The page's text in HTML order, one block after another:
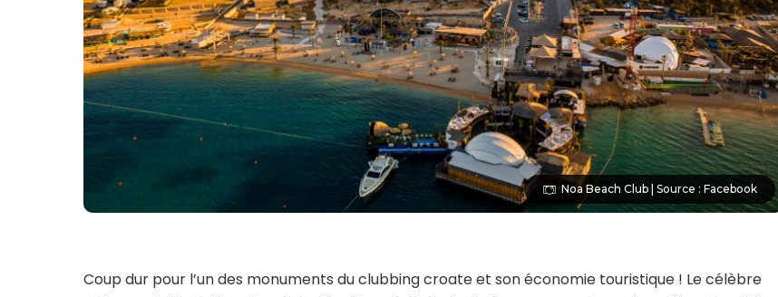
Noa Beach Club | Source : Facebook
Coup dur pour l’un des monuments du clubbing croate et son économie touristique ! Le célèbre